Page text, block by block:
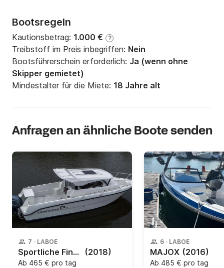
Bootsregeln
Kautionsbetrag: 1.000 € ?
Treibstoff im Preis inbegriffen: Nein
Bootsführerschein erforderlich: Ja (wenn ohne
Skipper gemietet)
Mindestalter für die Miete: 18 Jahre alt
Anfragen an ähnliche Boote senden
7 · LABOE
Sportliche Finnmaster P7 (2018)
Ab 465 € pro tag
6 · LABOE
MAJOX (2016)
Ab 485 € pro tag